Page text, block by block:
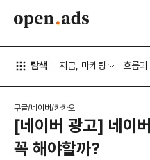
탐색 지금, 마케팅 흐름
구글/네이버/카카오
[네이버 광고] 네이
꼭 해야할까?